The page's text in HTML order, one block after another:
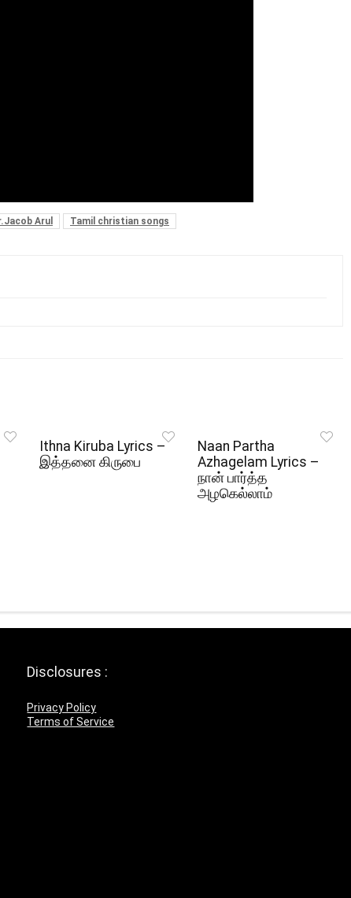
Arul Tamil christian songs
Ithna Kiruba Lyrics –
இத்தனை கிருபை
Naan Partha
Azhagelam Lyrics –
நான் பார்த்த
அழகெல்லாம்
Disclosures :
Privacy Policy
Terms of Service